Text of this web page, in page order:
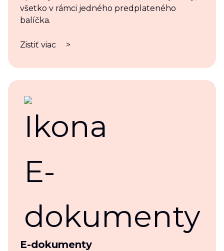
všetko v rámci jedného predplateného
balíčka.
Zistiť viac >
E-dokumenty